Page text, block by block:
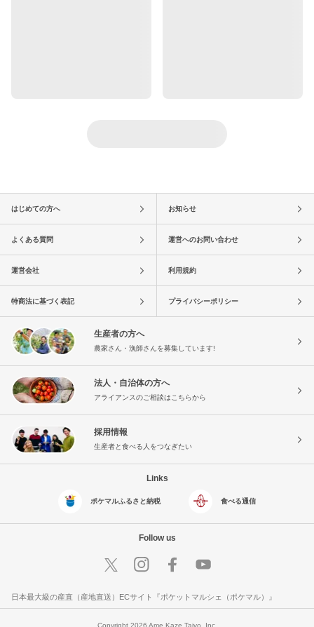
はじめての方へ お知らせ
よくある質問 運営へのお問い合わせ
運営会社 利用規約
特商法に基づく表記 プライバシーポリシー
生産者の方へ
農家さん・漁師さんを募集しています!
法人・自治体の方へ
アライアンスのご相談はこちらから
採用情報
生産者と食べる人をつなぎたい
Links
ポケマルふるさと納税 食べる通信
Follow us
日本最大級の産直（産地直送）ECサイト『ポケットマルシェ（ポケマル）』
Copyright 2026 Ame Kaze Taiyo, Inc.